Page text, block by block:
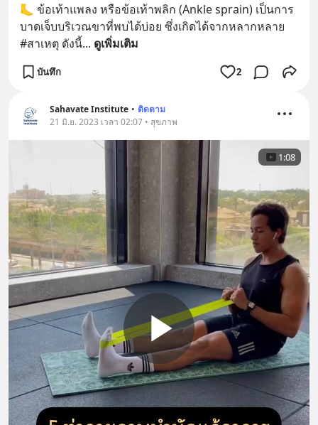
🦶 ข้อเท้าแพลง หรือข้อเท้าพลิก (Ankle sprain) เป็นการ
บาดเจ็บบริเวณขาที่พบได้บ่อย ซึ่งเกิดได้จากหลากหลาย
#สาเหตุ ดังนี้... ดูเพิ่มเติม
บันทึก 2
Sahavate Institute • ติดตาม
21 มิ.ย. 2023 เวลา 02:07 • สุขภาพ
1:08